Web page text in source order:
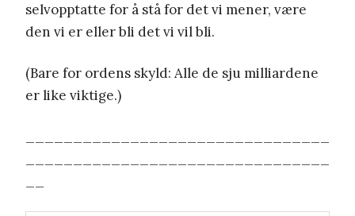
selvopptatte for å stå for det vi mener, være
den vi er eller bli det vi vil bli.
(Bare for ordens skyld: Alle de sju milliardene
er like viktige.)